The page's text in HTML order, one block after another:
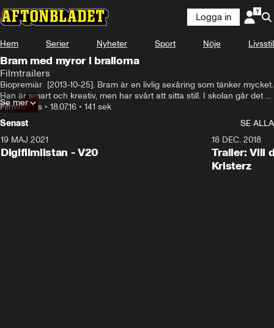
Logga in
Hem Serier Nyheter Sport Nöje Livsstil
Bram med myror i brallorna
Filmtrailers
Biopremiär  [2013-10-25]. Bram är en livlig sexåring som tänker mycket.
Han är smart och kreativ, men har svårt att sitta still. I skolan går det
inte så bra, då Brams nya lärare mest är intresserad av att få honom
att lugna ner sig. Brams föräldrar frågar sig hur mycket deras son kan
anpassa sig utan att bli väldigt olycklig.
Filmtrailers • 18.07.16 • 141 sek
Se mer
Senast
SE ALLA
19 MAJ 2021
Digifilmlistan - V20
18 DEC. 2018
Trailer: Vill
Kristerz